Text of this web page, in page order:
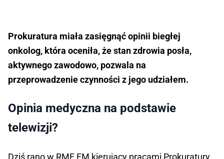
Prokuratura miała zasięgnąć opinii biegłej
onkolog, która oceniła, że stan zdrowia posła,
aktywnego zawodowo, pozwala na
przeprowadzenie czynności z jego udziałem.
Opinia medyczna na podstawie
telewizji?
Dziś rano w RMF FM kierujący pracami Prokuratury